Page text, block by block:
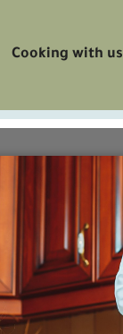
Cooking with us